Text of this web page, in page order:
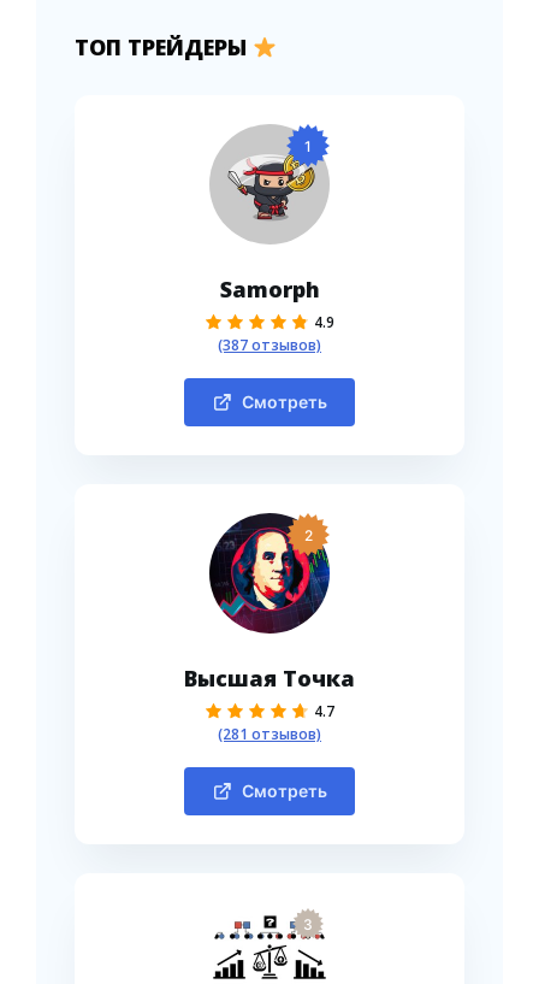
ТОП ТРЕЙДЕРЫ
1
Samorph
4.9
(387 отзывов)
Смотреть
2
Высшая Точка
4.7
(281 отзывов)
Смотреть
3